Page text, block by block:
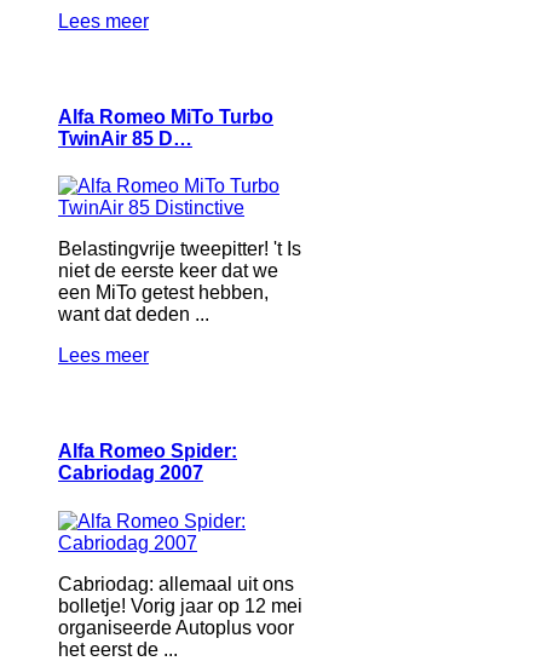
Lees meer
Alfa Romeo MiTo Turbo
TwinAir 85 D…
Belastingvrije tweepitter! 't Is
niet de eerste keer dat we
een MiTo getest hebben,
want dat deden ...
Lees meer
Alfa Romeo Spider:
Cabriodag 2007
Cabriodag: allemaal uit ons
bolletje! Vorig jaar op 12 mei
organiseerde Autoplus voor
het eerst de ...